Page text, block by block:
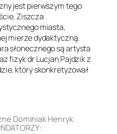
jest pierwszym tego
Ziszcza
miasta,
mierze dydaktyczną.
słonecznego są artysta
fizyk dr Lucjan Pajdzik z
który skonkretyzował
Dominiak Henryk